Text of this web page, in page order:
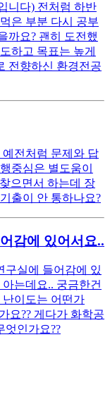
니다) 전처럼 하반
은 부분 다시 공부
까요? 괜히 도전했
하고 목표는 높게
전향하신 환경전공
전처럼 문제와 답
중심은 별도움이
으면서 하는데 장
출이 안 통하나요?
감에 있어서요..
구실에 들어감에 있
는데요.. 궁금한건
이도는 어떤가
요?? 게다가 화학공
엇인가요??